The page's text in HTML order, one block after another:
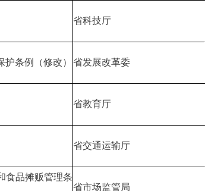
省科技厅
条例（修改） 省发展改革委
省教育厅
省交通运输厅
食品摊贩管理条
省市场监管局